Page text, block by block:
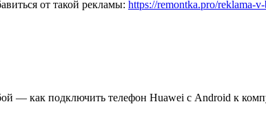
от такой рекламы: https://remontka.pro/reklama-
— как подключить телефон Huawei с Android к